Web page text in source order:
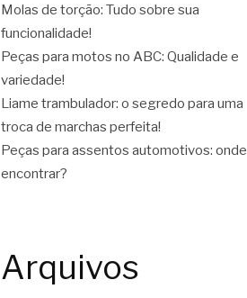
Molas de torção: Tudo sobre sua
funcionalidade!
Peças para motos no ABC: Qualidade e
variedade!
Liame trambulador: o segredo para uma
troca de marchas perfeita!
Peças para assentos automotivos: onde
encontrar?
Arquivos